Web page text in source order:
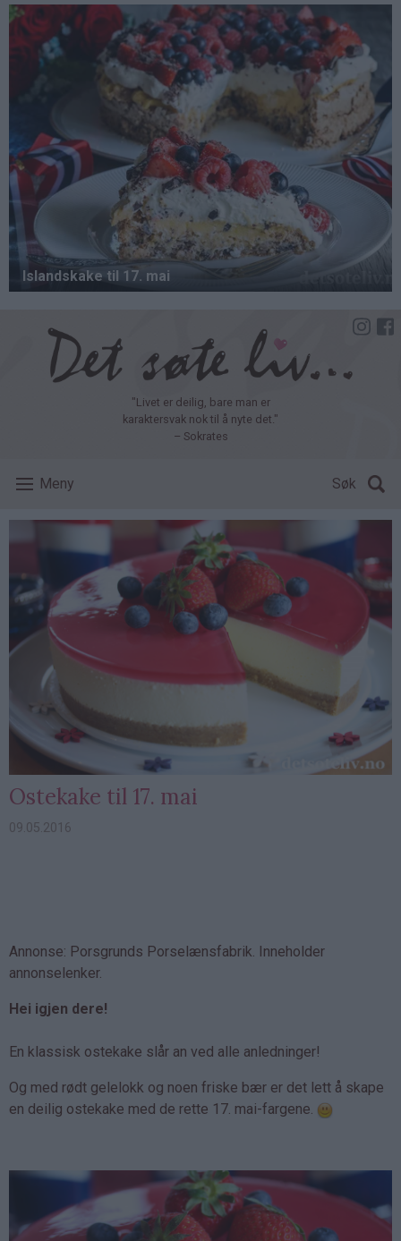
Hopp
hovedinnhold
"Livet er deilig, bare man er
karaktersvak nok til å nyte det."
– Sokrates
Meny Søk
Ostekake til 17. mai
09.05.2016
Annonse: Porsgrunds Porselænsfabrik. Inneholder
annonselenker.
Hei igjen dere!
En klassisk ostekake slår an ved alle anledninger!
Og med rødt gelelokk og noen friske bær er det lett å skape
en deilig ostekake med de rette 17. mai-fargene.